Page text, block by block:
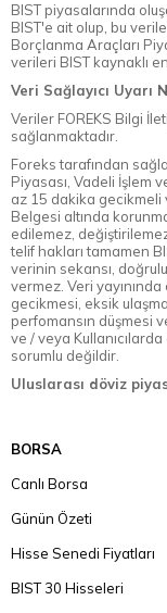
BIST piyasalarında
BIST'e ait olup, bu
Borçlanma Araçları
verileri BIST kaynaklı
Veri Sağlayıcı Uyarı
Veriler FOREKS Bilgi
sağlanmaktadır.
Foreks tarafından
Piyasası, Vadeli İşlem
az 15 dakika gecikmeli
Belgesi altında
edilemez,
telif hakları tamamen
verinin sekansı,
vermez. Veri
gecikmesi, eksik
perfomansın düşmesi
ve / veya
sorumlu değildir.
Uluslarası döviz
BORSA
Canlı Borsa
Günün Özeti
Hisse Senedi Fiyatları
BIST 30 Hisseleri